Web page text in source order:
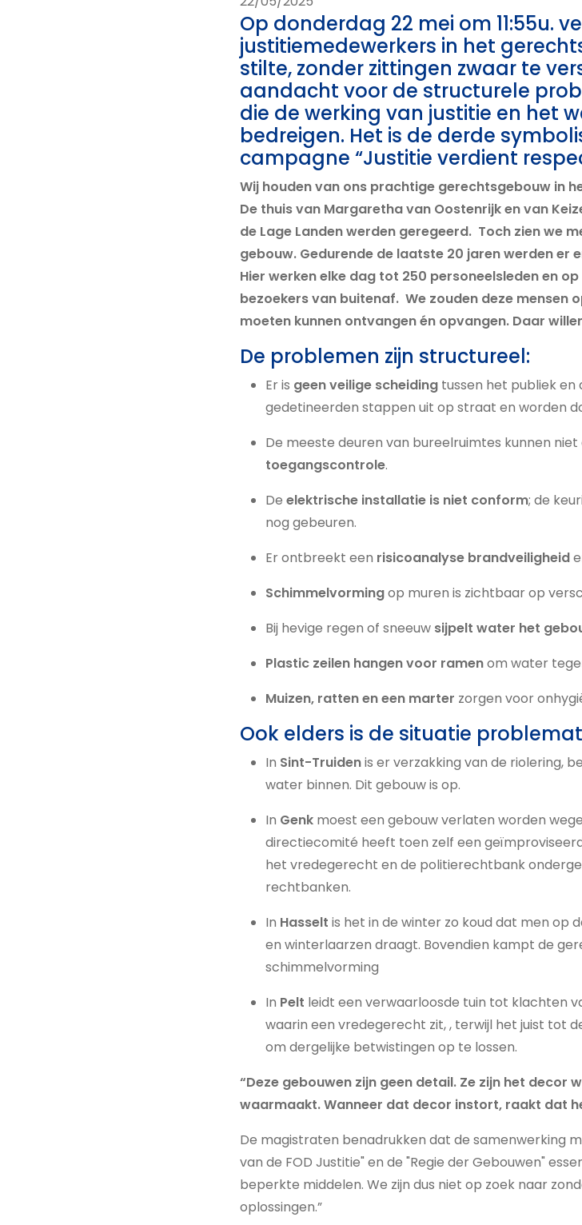
Op donderdag 22 mei om 11:55u.
justitiemedewerkers in het
stilte, zonder zittingen zwaar te
aandacht voor de structurele
die de werking van justitie en het
bedreigen. Het is de derde
campagne “Justitie verdient
Wij houden van ons prachtige gerechtsgebouw in
De thuis van Margaretha van Oostenrijk en van
de Lage Landen werden geregeerd. Toch zien we
gebouw. Gedurende de laatste 20 jaren werden er
Hier werken elke dag tot 250 personeelsleden en
bezoekers van buitenaf. We zouden deze mensen
moeten kunnen ontvangen én opvangen. Daar
De problemen zijn structureel:
Er is geen veilige scheiding tussen het publiek en
gedetineerden stappen uit op straat en worden
De meeste deuren van bureelruimtes kunnen
toegangscontrole.
De elektrische installatie is niet conform; de
nog gebeuren.
Er ontbreekt een risicoanalyse brandveiligheid
Schimmelvormingop muren is zichtbaar op
Bij hevige regen of sneeuw sijpelt water het
Plastic zeilen hangen voor ramenom water
Muizen, ratten en een marter zorgen voor
Ook elders is de situatie
In Sint-Truidenis er verzakking van de riolering,
water binnen. Dit gebouw is op.
In Genk moest een gebouw verlaten worden
directiecomité heeft toen zelf een
het vredegerecht en de politierechtbank
rechtbanken.
In Hasselt is het in de winter zo koud dat men op
en winterlaarzen draagt. Bovendien kampt de
schimmelvorming
In Pelt leidt een verwaarloosde tuin tot klachten
waarin een vredegerecht zit, , terwijl het juist tot
om dergelijke betwistingen op te lossen.
“Deze gebouwen zijn geen detail. Ze zijn het
waarmaakt. Wanneer dat decor instort, raakt dat
De magistraten benadrukken dat de samenwerking
van de FOD Justitie" en de "Regie der Gebouwen"
beperkte middelen. We zijn dus niet op zoek naar
oplossingen.”